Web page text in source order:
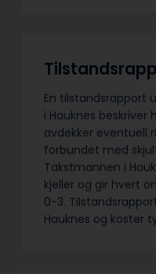
En tilstandsrapport
i Hauknes beskriver
avdekker eventuell
forbundet med
Takstmannen i
kjeller og gir hvert
0-3.
Hauknes og koster